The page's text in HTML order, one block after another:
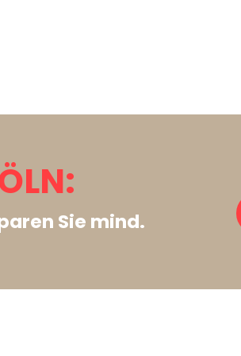
Sie mind.